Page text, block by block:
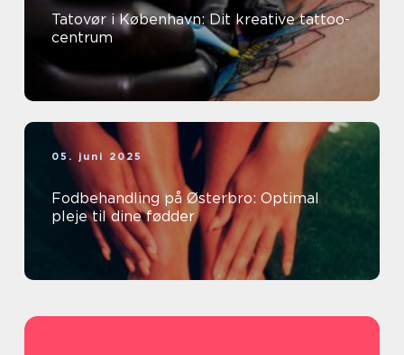
Tatovør i København: Dit kreative tattoo-
centrum
05. juni 2025
Fodbehandling på Østerbro: Optimal
pleje til dine fødder